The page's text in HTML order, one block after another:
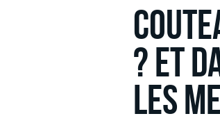
? et
les